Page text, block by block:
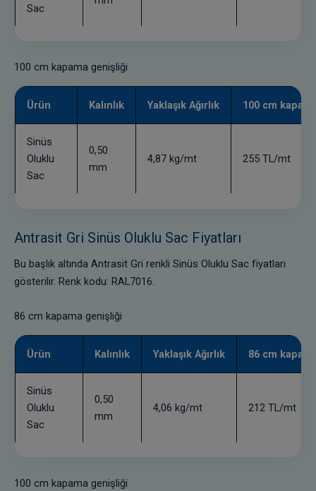
Sac
100 cm kapama genişliği
Ürün Kalınlık Yaklaşık Ağırlık 100 cm
Sinüs
Oluklu
Sac
0,50
mm
4,87 kg/mt 255 TL/mt
Antrasit Gri Sinüs Oluklu Sac Fiyatları
Bu başlık altında Antrasit Gri renkli Sinüs Oluklu Sac fiyatları
gösterilir. Renk kodu: RAL7016.
86 cm kapama genişliği
Ürün Kalınlık Yaklaşık Ağırlık 86 cm
Sinüs
Oluklu
Sac
0,50
mm
4,06 kg/mt 212 TL/mt
100 cm kapama genişliği